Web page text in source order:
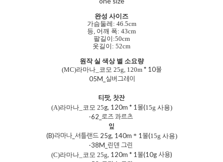
완성 사이즈
가슴둘레: 46.5cm
등, 어깨 폭: 43cm
팔길이:50cm
옷길이: 52cm
원작 실 색상 별 소요량
(MC)라마나_코모 25g, 120m * 10볼
05M_실버그레이
티팟, 찻잔
(A)라마나_코모 25g, 120m * 1볼(15g 사용)
-62_로즈 콰르츠
잎
(B)라마나_셔틀랜드 25g, 140m * 1볼(15g 사용)
-38M_린덴 그린
(C)라마나_코모 25g, 120m * 1볼(10g 사용)